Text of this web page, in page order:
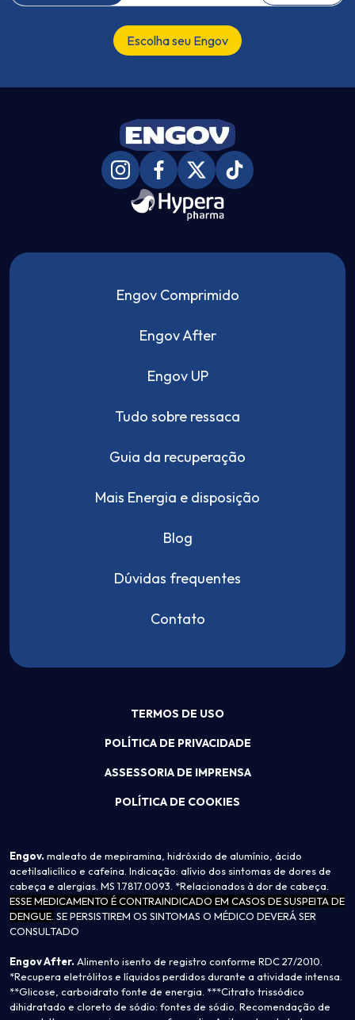
Escolha seu Engov
Engov Comprimido
Engov After
Engov UP
Tudo sobre ressaca
Guia da recuperação
Mais Energia e disposição
Blog
Dúvidas frequentes
Contato
TERMOS DE USO
POLÍTICA DE PRIVACIDADE
ASSESSORIA DE IMPRENSA
POLÍTICA DE COOKIES
Engov. maleato de mepiramina, hidróxido de alumínio, ácido
acetilsalicílico e cafeína. Indicação: alívio dos sintomas de dores de
cabeça e alergias. MS 1.7817.0093. *Relacionados à dor de cabeça.
ESSE MEDICAMENTO É CONTRAINDICADO EM CASOS DE SUSPEITA DE
DENGUE. SE PERSISTIREM OS SINTOMAS O MÉDICO DEVERÁ SER
CONSULTADO
Engov After. Alimento isento de registro conforme RDC 27/2010.
*Recupera eletrólitos e líquidos perdidos durante a atividade intensa.
**Glicose, carboidrato fonte de energia. ***Citrato trissódico
dihidratado e cloreto de sódio: fontes de sódio. Recomendação de